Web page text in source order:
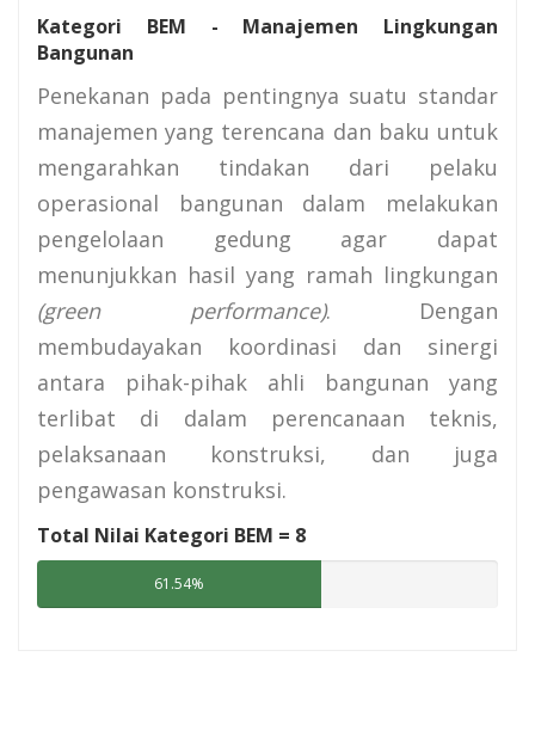
Kategori BEM - Manajemen Lingkungan
Bangunan
Penekanan pada pentingnya suatu standar
manajemen yang terencana dan baku untuk
mengarahkan tindakan dari pelaku
operasional bangunan dalam melakukan
pengelolaan gedung agar dapat
menunjukkan hasil yang ramah lingkungan
(green performance). Dengan
membudayakan koordinasi dan sinergi
antara pihak-pihak ahli bangunan yang
terlibat di dalam perencanaan teknis,
pelaksanaan konstruksi, dan juga
pengawasan konstruksi.
Total Nilai Kategori BEM = 8
61.54%